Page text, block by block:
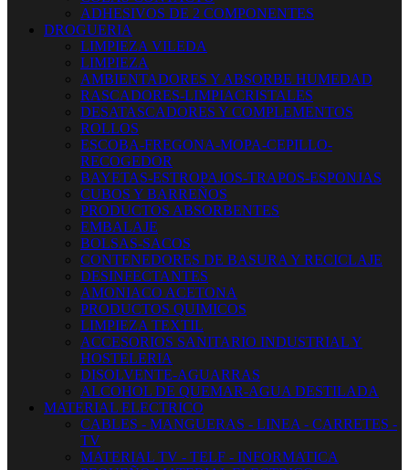
ADHESIVOS DE 2 COMPONENTES
DROGUERIA
LIMPIEZA VILEDA
LIMPIEZA
AMBIENTADORES Y ABSORBE HUMEDAD
RASCADORES-LIMPIACRISTALES
DESATASCADORES Y COMPLEMENTOS
ROLLOS
ESCOBA-FREGONA-MOPA-CEPILLO-
RECOGEDOR
BAYETAS-ESTROPAJOS-TRAPOS-ESPONJAS
CUBOS Y BARREÑOS
PRODUCTOS ABSORBENTES
EMBALAJE
BOLSAS-SACOS
CONTENEDORES DE BASURA Y RECICLAJE
DESINFECTANTES
AMONIACO ACETONA
PRODUCTOS QUIMICOS
LIMPIEZA TEXTIL
ACCESORIOS SANITARIO INDUSTRIAL Y
HOSTELERIA
DISOLVENTE-AGUARRAS
ALCOHOL DE QUEMAR-AGUA DESTILADA
MATERIAL ELECTRICO
CABLES - MANGUERAS - LINEA - CARRETES -
TV
MATERIAL TV - TELF - INFORMATICA